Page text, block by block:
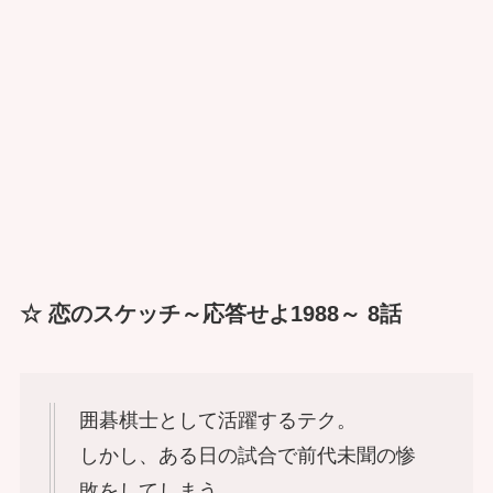
☆ 恋のスケッチ～応答せよ1988～ 8話
囲碁棋士として活躍するテク。
しかし、ある日の試合で前代未聞の惨